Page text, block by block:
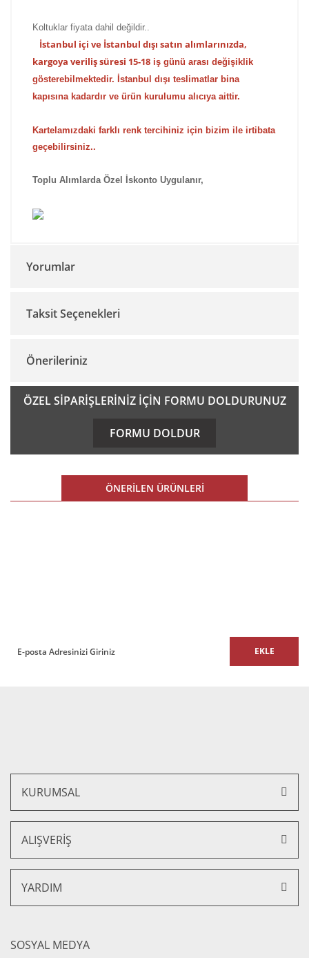
Koltuklar fiyata dahil değildir..
İstanbul içi ve İstanbul dışı satın alımlarınızda,
kargoya veriliş süresi 15-18 iş günü arası değişiklik
gösterebilmektedir. İstanbul dışı teslimatlar bina
kapısına kadardır ve ürün kurulumu alıcıya aittir.
Kartelamızdaki farklı renk tercihiniz için bizim ile irtibata
geçebilirsiniz..
Toplu Alımlarda Özel İskonto Uygulanır,
Yorumlar
Bu ürüne ilk yorumu siz yapın!
Taksit Seçenekleri
Önerileriniz
Bu ürünün fiyat bilgisi, resim, ürün açıklamalarında ve diğer
konularda yetersiz gördüğünüz noktaları öneri formunu
kullanarak tarafımıza iletebilirsiniz.
Ürün resmi kalitesiz, bozuk veya görüntülenemiyor.
Ürün açıklamasında eksik bilgiler bulunuyor.
ÖZEL SİPARİŞLERİNİZ İÇİN FORMU DOLDURUNUZ
FORMU DOLDUR
ÖNERİLEN ÜRÜNLERİ
EKLE
KURUMSAL
ALIŞVERİŞ
YARDIM
SOSYAL MEDYA